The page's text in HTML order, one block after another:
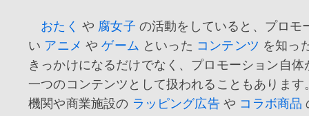
おたく や 腐女子 の活動をしていると、プロモ
い アニメ やゲーム といった コンテンツ を知っ
きっかけになるだけでなく、プロモーション自
一つのコンテンツとして扱われることもありま
機関や商業施設の ラッピング広告や コラボ商品